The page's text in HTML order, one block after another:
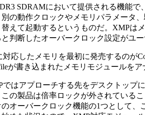
SDRAMにおいて提供される機能で
の動作クロックやメモリパラメータ
替えて起動するというものだ。XMPは
判断したオーバークロック設定がユ
応したメモリを最初に発売するのが
が書き込まれたメモリモジュールをア
はアプローチする先をデスクトップ
の製品は倍率ロックが外されている
オーバークロック機能の1つとして